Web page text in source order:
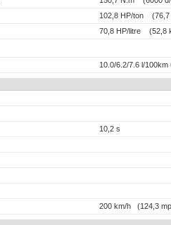
102,8 HP/ton (76,7
70,8 HP/litre (52,8
10.0/6.2/7.6 l/
10,2 s
200 km/h (124,3